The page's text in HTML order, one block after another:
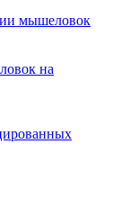
мышеловок
на